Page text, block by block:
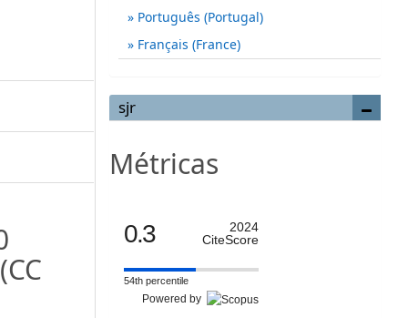
(CC
Português (Portugal)
Français (France)
sjr
Métricas
0.3
2024
CiteScore
54th percentile
Powered by